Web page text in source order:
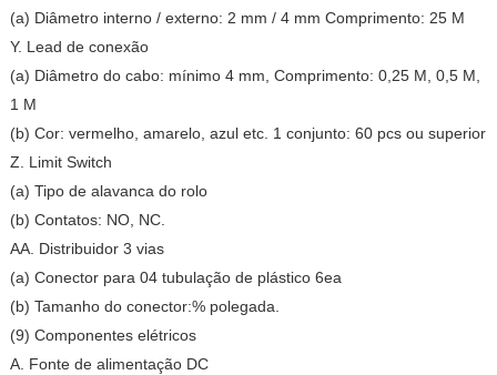
(a) Diâmetro interno / externo: 2 mm / 4 mm Comprimento: 25 M
Y. Lead de conexão
(a) Diâmetro do cabo: mínimo 4 mm, Comprimento: 0,25 M, 0,5 M,
1 M
(b) Cor: vermelho, amarelo, azul etc. 1 conjunto: 60 pcs ou superior
Z. Limit Switch
(a) Tipo de alavanca do rolo
(b) Contatos: NO, NC.
AA. Distribuidor 3 vias
(a) Conector para 04 tubulação de plástico 6ea
(b) Tamanho do conector:% polegada.
(9) Componentes elétricos
A. Fonte de alimentação DC